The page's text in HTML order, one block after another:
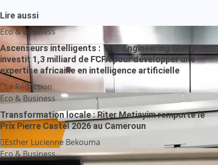
Lire aussi
Eco & Business
Ascenseurs intelligents : BTE Engineering Group
investit 1,3 milliard de FCFA pour développer une
expertise africaine en intelligence artificielle
La Rédaction
Eco & Business
Transformation locale : Riter Metiayim remporte le
Prix Pierre Castel 2026 au Cameroun
Esther Lucienne Bekouma
Eco & Business